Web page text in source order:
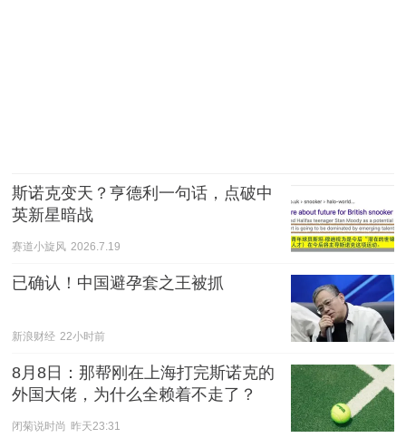
斯诺克变天？亨德利一句话，点破中
英新星暗战
赛道小旋风 2026.7.19
已确认！中国避孕套之王被抓
新浪财经 22小时前
8月8日：那帮刚在上海打完斯诺克的
外国大佬，为什么全赖着不走了？
闭菊说时尚 昨天23:31